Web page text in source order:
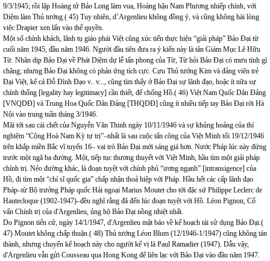
9/3/1945; rồi lập Hoàng tử Bảo Long làm vua, Hoàng hậu Nam Phương nhiếp chính, với
Diệm làm Thủ tướng.( 45) Tuy nhiên, d’Argenlieu không đồng ý, và cũng không hài lòng
việc Drapier xen lấn vào thế quyền.
Một số chính khách, lãnh tụ giáo phái Việt cũng xúc tiến thực hiện “giải pháp” Bảo Đại từ
cuối năm 1945, đầu năm 1946. Người đầu tiên đưa ra ý kiến này là tân Giám Mục Lê Hữu
Từ. Nhân dịp Bảo Đại về Phát Diệm dự lễ tấn phong của Từ, Từ hỏi Bảo Đại có mưu tính gì
chăng; nhưng Bảo Đại không có phản ứng tích cực. Cựu Thủ tướng Kim và đảng viên trẻ
Đại Việt, kể cả Đỗ Đình Đạo v.. v..., cũng tìm thấy ở Bảo Đại sự lãnh đạo, hoặc ít nữa sự
chính thống [legality hay legitimacy] cần thiết, để chống Hồ.( 46) Việt Nam Quốc Dân Đảng
[VNQDĐ] và Trung Hoa Quốc Dân Đảng [THQDĐ] cũng ít nhiều tiếp tay Bảo Đại rời Hà
Nội vào trung tuần tháng 3/1946.
Mãi tới sau cái chết của Nguyễn Văn Thinh ngày 10/11/1946 và sự khủng hoảng của thí
nghiệm “Cộng Hoà Nam Kỳ tự trị”–nhất là sau cuộc tấn công của Việt Minh tối 19/12/1946
trên khắp miền Bắc vĩ tuyến 16– vai trò Bảo Đại mới sáng giá hơn. Nước Pháp lúc này đứng
trước một ngã ba đường. Một, tiếp tục thương thuyết với Việt Minh, hầu tìm một giải pháp
chính trị. Nẻo đường khác, là đoạn tuyệt với chính phủ “ương ngạnh” [intransigence] của
Hồ, đi tìm một “chí sĩ quốc gia” chấp nhận thoả hiệp với Pháp. Hầu hết các cấp lãnh đạo
Pháp–từ Bộ trưởng Pháp quốc Hải ngoại Marius Moutet cho tới đặc sứ Philippe Leclerc de
Hautecloque (1902-1947)–đều nghĩ rằng đã đến lúc đoạn tuyệt với Hồ. Léon Pignon, Cố
vấn Chính trị của d'Argenlieu, ủng hộ Bảo Đại nồng nhiệt nhất.
Do Pignon tiến cử, ngày 14/1/1947, d'Argenlieu mật báo về kế hoạch tái sử dụng Bảo Đại.(
47) Moutet không chấp thuận.( 48) Thủ tướng Léon Blum (12/1946-1/1947) cũng không tán
thành, nhưng chuyển kế hoạch này cho người kế vị là Paul Ramadier (1947). Dẫu vậy,
d'Argenlieu vẫn gửi Cousseau qua Hong Kong để liên lạc với Bảo Đại vào đầu năm 1947.